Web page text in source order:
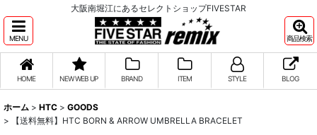
大阪南堀江にあるセレクトショップFIVESTAR
MENU 商品検索
HOME NEW WEB UP BRAND ITEM STYLE BLOG
ホーム > HTC > GOODS
>
【送料無料】HTC BORN & ARROW UMBRELLA BRACELET